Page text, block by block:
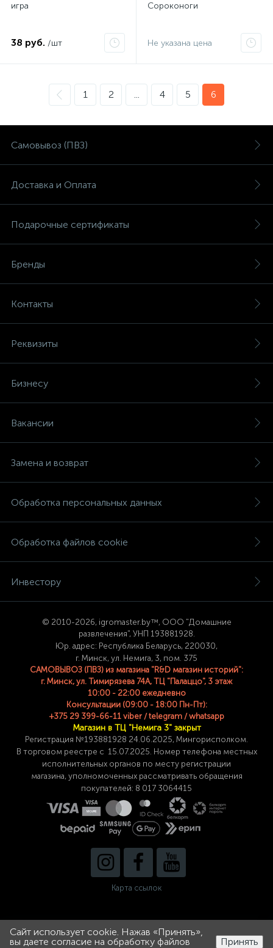
0 0
игра
38 руб. /шт
Сороконоги
Не указана цена
1 2 ... 4 5 6
Самовывоз (ПВЗ)
Доставка и Оплата
Подарочные сертификаты
Бренды
Контакты
Реквизиты
Бизнесу
Вакансии
Замена и возврат
Обработка персональных данных
Обработка файлов cookie
Инвестору
© 2010-2026, igromaster.by™, ООО "Домашние
развлечения", УНП 193881928.
Юр. адрес: Республика Беларусь, 220030,
г. Минск, ул. Немига, 3, пом. 375
САМОВЫВОЗ (ПВЗ) из магазина "R&D магазин историй":
г. Минск, ул. Тимирязева 74A, ТЦ "Палаццо", 3 этаж
10:00 - 22:00 ежедневно
Консультации (09:00 - 18:00 Пн-Пт):
+375 29 399-66-11 viber / telegram / whatsapp
Магазин в ТЦ "Немига 3" закрыт
Регистрация №193881928 24 .06.2025, Мингорисполком.
В торговом реестре с 15.07.2025. Номер телефона местных
исполнительных органов по месту регистрации
магазина,уполномоченных рассматривать обращения
покупателей: 8 017 3064415
Карта ссылок
Сайт использует cookie. Нажав «Принять»,
вы даете согласие на обработку файлов
Принять